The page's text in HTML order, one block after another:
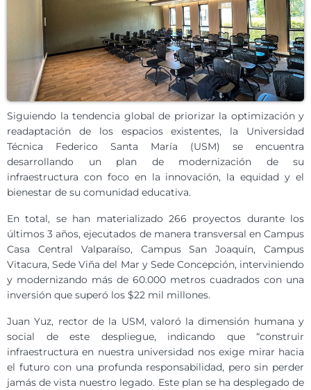
Siguiendo la tendencia global de priorizar la optimización y
readaptación de los espacios existentes, la Universidad
Técnica Federico Santa María (USM) se encuentra
desarrollando un plan de modernización de su
infraestructura con foco en la innovación, la equidad y el
bienestar de su comunidad educativa.
En total, se han materializado 266 proyectos durante los
últimos 3 años, ejecutados de manera transversal en Campus
Casa Central Valparaíso, Campus San Joaquín, Campus
Vitacura, Sede Viña del Mar y Sede Concepción, interviniendo
y modernizando más de 60.000 metros cuadrados con una
inversión que superó los $22 mil millones.
Juan Yuz, rector de la USM, valoró la dimensión humana y
social de este despliegue, indicando que “construir
infraestructura en nuestra universidad nos exige mirar hacia
el futuro con una profunda responsabilidad, pero sin perder
jamás de vista nuestro legado. Este plan se ha desplegado de